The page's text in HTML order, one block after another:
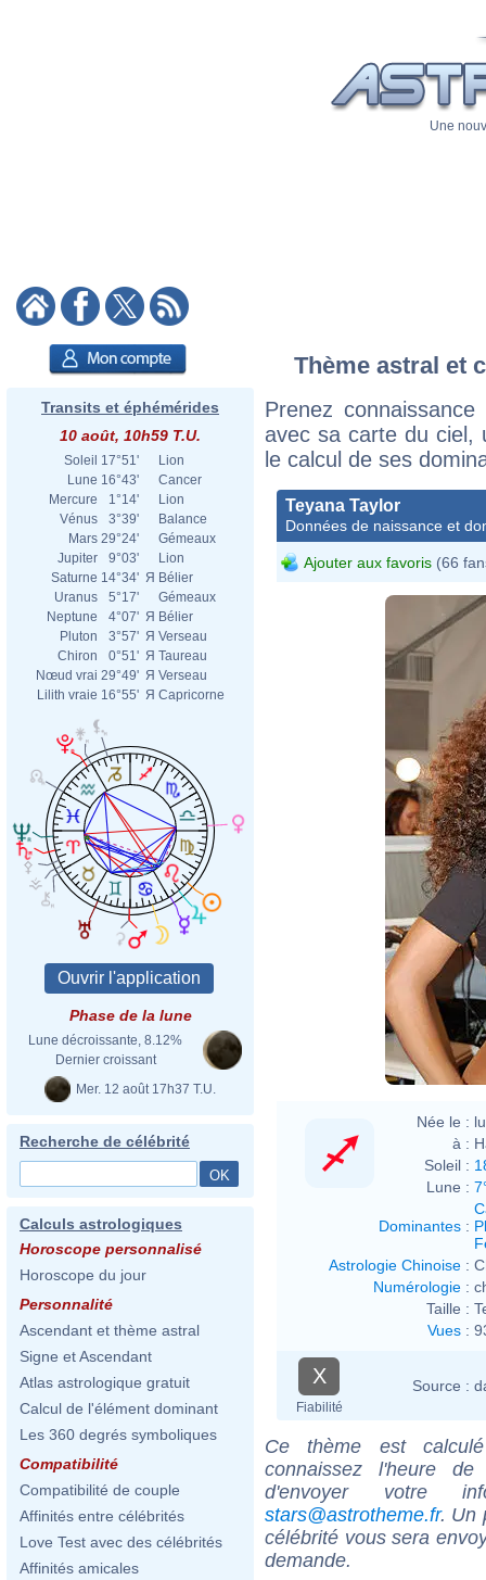
Une
Transits et éphémérides
10 août, 10h59 T.U.
Soleil 17°51'
Lion
Lune 16°43'
Cancer
Mercure
1°14'
Lion
Vénus
3°39'
Balance
Mars 29°24'
Gémeaux
Jupiter
9°03'
Lion
Saturne 14°34' Я Bélier
Uranus
5°17'
Gémeaux
Neptune
4°07' Я Bélier
Pluton
3°57' Я Verseau
Chiron
0°51' Я Taureau
Nœud vrai 29°49' Я Verseau
Lilith vraie 16°55' Я Capricorne
Phase de la lune
Lune décroissante, 8.12%
Dernier croissant
Mer. 12 août 17h37 T.U.
Recherche de célébrité
Calculs astrologiques
Horoscope personnalisé
Horoscope du jour
Personnalité
Ascendant et thème astral
Signe et Ascendant
Atlas astrologique gratuit
Calcul de l'élément dominant
Les 360 degrés symboliques
Compatibilité
Compatibilité de couple
Affinités entre célébrités
Love Test avec des célébrités
Affinités amicales
Thème astral et
Prenez
avec sa carte du ciel,
le calcul de ses
Teyana Taylor
Données de naissance et
Ajouter aux favoris (66
Née le :
à :
Soleil :
Lune :
Dominantes :
Astrologie Chinoise :
Numérologie :
Taille :
Vues :
X
Fiabilité
Source :
Ce thème est
connaissez l'heure
d'envoyer votre
stars@astrotheme.fr. Un
célébrité vous sera
demande.